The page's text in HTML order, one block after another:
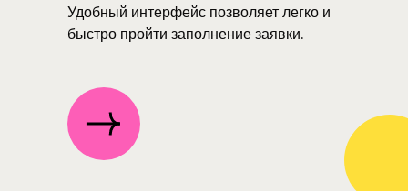
Удобный интерфейс позволяет легко и
быстро пройти заполнение заявки.